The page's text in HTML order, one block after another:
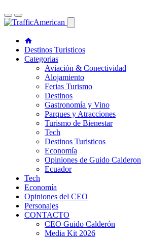
Destinos Turisticos
Categorias
Aviación & Conectividad
Alojamiento
Ferias Turismo
Destinos
Gastronomía y Vino
Parques y Atracciones
Turismo de Bienestar
Tech
Destinos Turisticos
Economía
Opiniones de Guido Calderon
Ecuador
Tech
Economía
Opiniones del CEO
Personajes
CONTACTO
CEO Guido Calderón
Media Kit 2026